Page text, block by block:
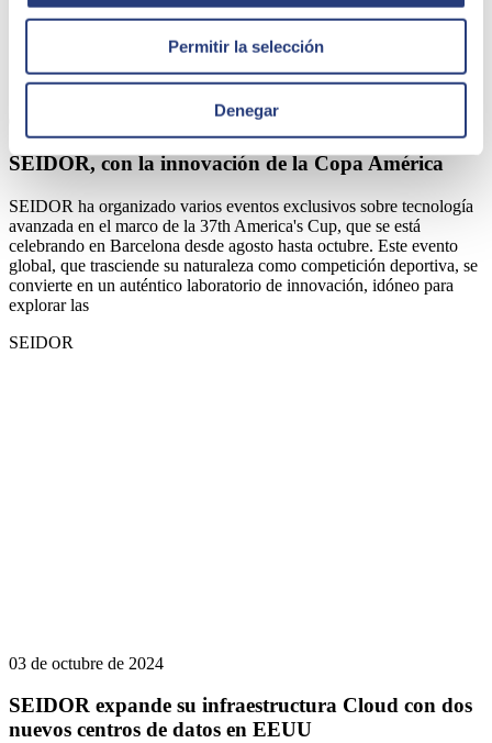
Permitir la selección
Denegar
SEIDOR, con la innovación de la Copa América
SEIDOR ha organizado varios eventos exclusivos sobre tecnología
avanzada en el marco de la 37th America's Cup, que se está
celebrando en Barcelona desde agosto hasta octubre. Este evento
global, que trasciende su naturaleza como competición deportiva, se
convierte en un auténtico laboratorio de innovación, idóneo para
explorar las
SEIDOR
03 de octubre de 2024
SEIDOR expande su infraestructura Cloud con dos
nuevos centros de datos en EEUU